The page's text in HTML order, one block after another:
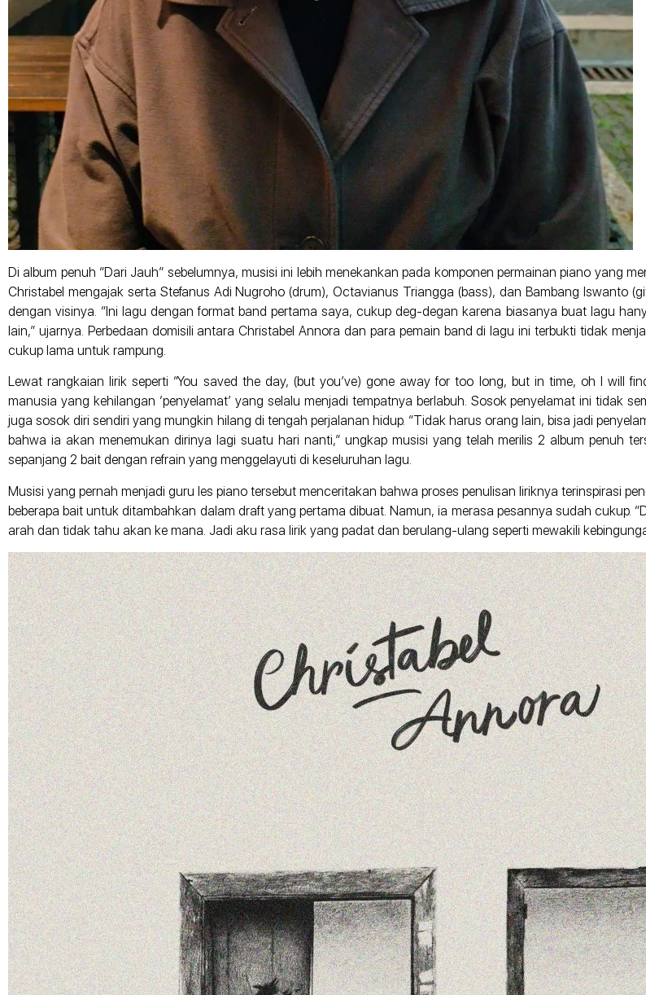
Di album penuh “Dari Jauh” sebelumnya, musisi ini lebih menekankan pada komponen permainan piano yang
Christabel mengajak serta Stefanus Adi Nugroho (drum), Octavianus Triangga (bass), dan Bambang Iswanto
dengan visinya. “Ini lagu dengan format band pertama saya, cukup deg-degan karena biasanya buat lagu
lain,” ujarnya. Perbedaan domisili antara Christabel Annora dan para pemain band di lagu ini terbukti tidak
cukup lama untuk rampung.
Lewat rangkaian lirik seperti “You saved the day, (but you’ve) gone away for too long, but in time, oh I will
manusia yang kehilangan ‘penyelamat’ yang selalu menjadi tempatnya berlabuh. Sosok penyelamat ini tidak
juga sosok diri sendiri yang mungkin hilang di tengah perjalanan hidup. “Tidak harus orang lain, bisa jadi
bahwa ia akan menemukan dirinya lagi suatu hari nanti,” ungkap musisi yang telah merilis 2 album penuh
sepanjang 2 bait dengan refrain yang menggelayuti di keseluruhan lagu.
Musisi yang pernah menjadi guru les piano tersebut menceritakan bahwa proses penulisan liriknya terinspirasi
beberapa bait untuk ditambahkan dalam draft yang pertama dibuat. Namun, ia merasa pesannya sudah cukup.
arah dan tidak tahu akan ke mana. Jadi aku rasa lirik yang padat dan berulang-ulang seperti mewakili